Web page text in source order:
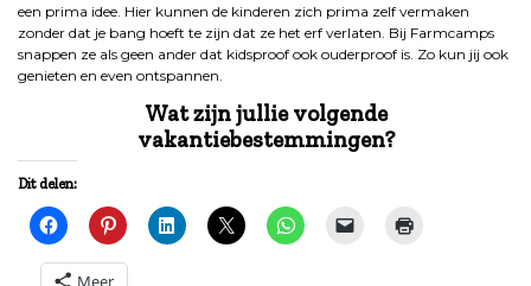
een prima idee. Hier kunnen de kinderen zich prima zelf vermaken
zonder dat je bang hoeft te zijn dat ze het erf verlaten. Bij Farmcamps
snappen ze als geen ander dat kidsproof ook ouderproof is. Zo kun jij ook
genieten en even ontspannen.
Wat zijn jullie volgende
vakantiebestemmingen?
Dit delen:
Meer